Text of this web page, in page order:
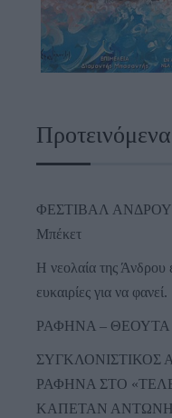
ΦΕΣΤΙΒΑΛ ΑΝΔΡΟΥ:
Μπέκετ
Η νεολαία της Άνδρου
ευκαιρίες για να φανεί.
ΡΑΦΗΝΑ – ΘΕΟΥΤΑ
ΣΥΓΚΛΟΝΙΣΤΙΚΟΣ
ΡΑΦΗΝΑ ΣΤΟ
ΚΑΠΕΤΑΝ